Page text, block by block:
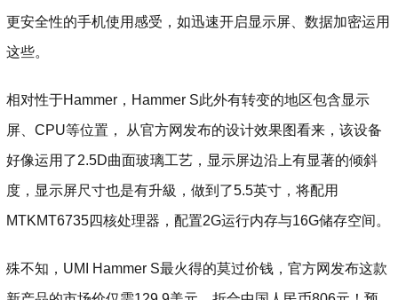
更安全性的手机使用感受，如迅速开启显示屏、数据加密运用
这些。
相对性于Hammer，Hammer S此外有转变的地区包含显示
屏、CPU等位置， 从官方网发布的设计效果图看来，该设备
好像运用了2.5D曲面玻璃工艺，显示屏边沿上有显著的倾斜
度，显示屏尺寸也是有升級，做到了5.5英寸，将配用
MTKMT6735四核处理器，配置2G运行内存与16G储存空间。
殊不知，UMI Hammer S最火得的莫过价钱，官方网发布这款